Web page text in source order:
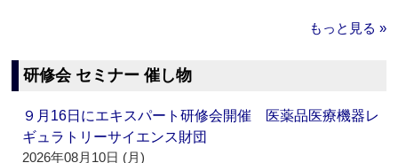
もっと見る »
研修会 セミナー 催し物
９月16日にエキスパート研修会開催 医薬品医療機器レ
ギュラトリーサイエンス財団
2026年08月10日 (月)